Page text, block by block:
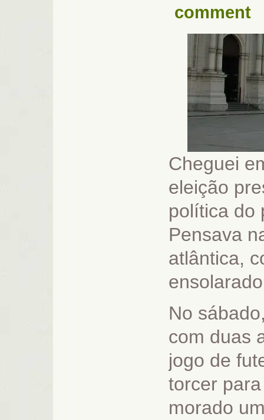
comment
Cheguei
eleição
política do
Pensava
atlântica,
No
com duas
jogo de
torcer
morado